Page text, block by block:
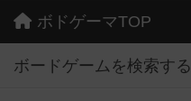
ボドゲーマTOP
ボードゲームを検索する